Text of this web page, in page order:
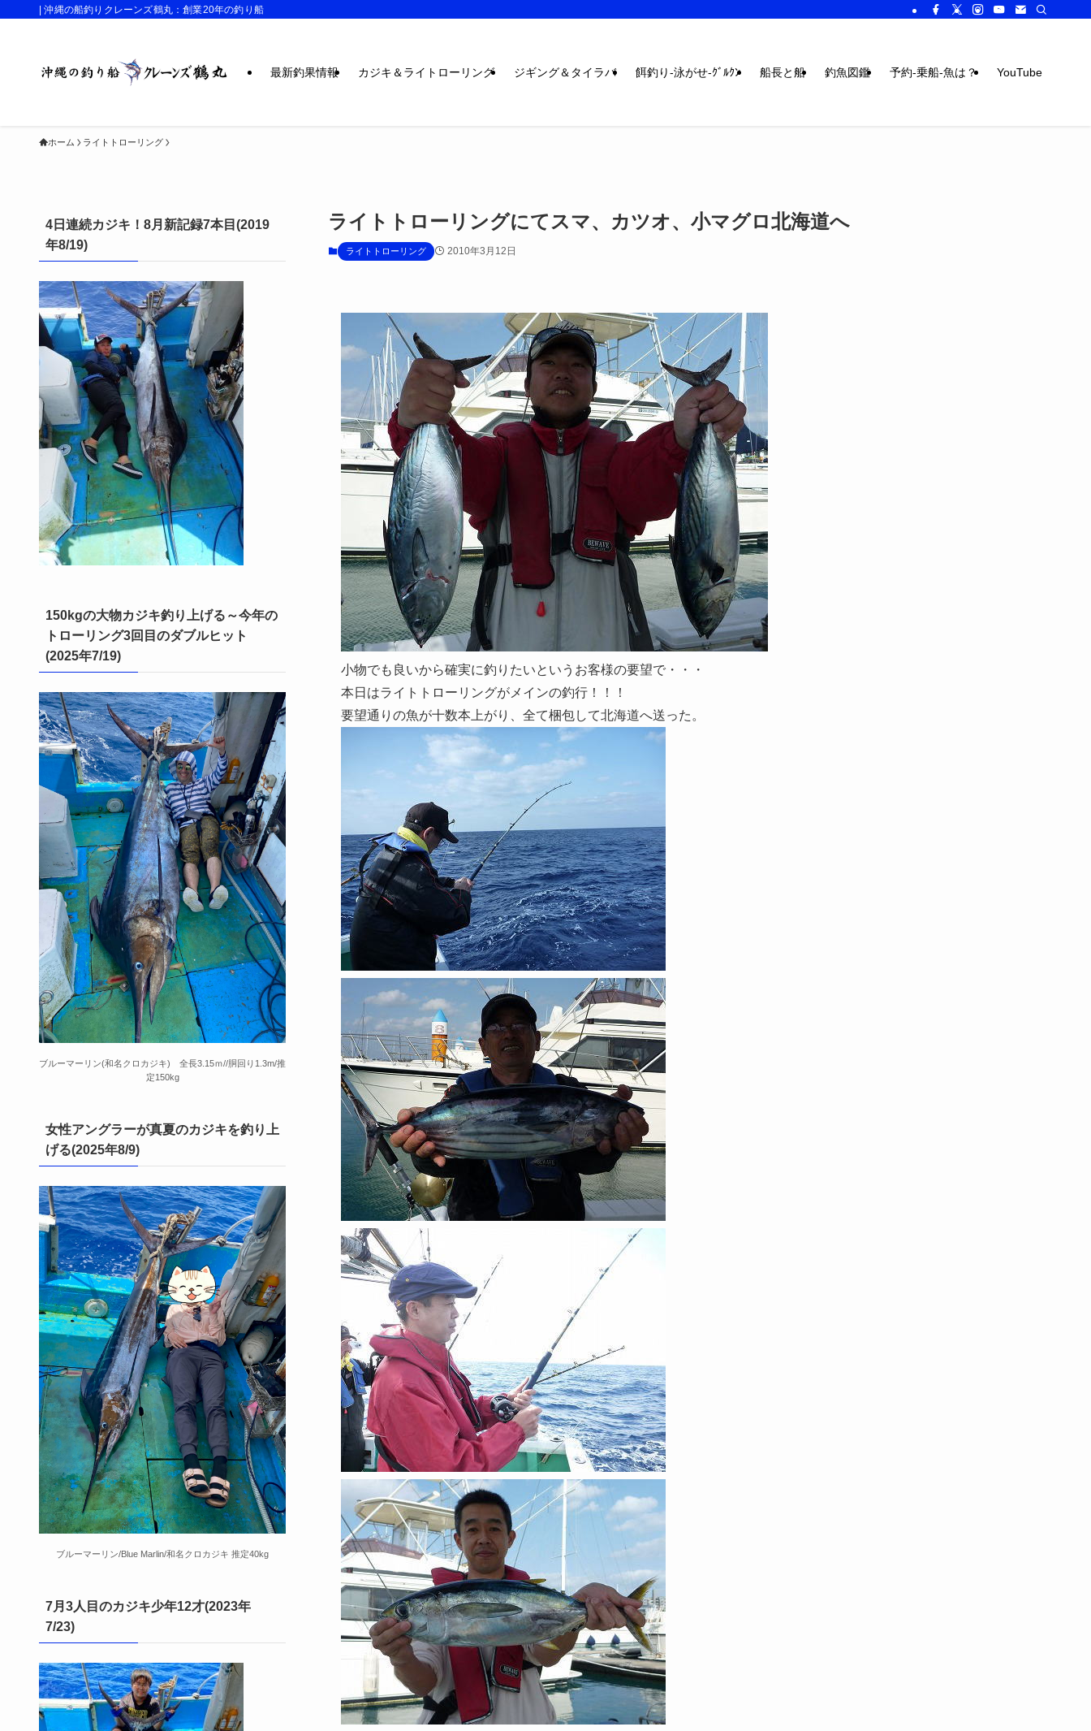
| 沖縄の船釣りクレーンズ鶴丸：創業20年の釣り船
最新釣果情報 カジキ＆ライトローリング ジギング＆タイラバ 餌釣り-泳がせ-ｸﾞﾙｸﾝ 船長と船 釣魚図鑑 予約-乗船-魚は？ YouTube
ホーム ライトトローリング
ライトトローリングにてスマ、カツオ、小マグロ北海道へ
ライトトローリング 2010年3月12日
小物でも良いから確実に釣りたいというお客様の要望で・・・
本日はライトトローリングがメインの釣行！！！
要望通りの魚が十数本上がり、全て梱包して北海道へ送った。
4日連続カジキ！8月新記録7本目(2019
年8/19)
150kgの大物カジキ釣り上げる～今年の
トローリング3回目のダブルヒット
(2025年7/19)
ブルーマーリン(和名クロカジキ) 全長3.15ｍ//胴回り1.3m/推
定150kg
女性アングラーが真夏のカジキを釣り上
げる(2025年8/9)
ブルーマーリン/Blue Marlin/和名クロカジキ 推定40kg
7月3人目のカジキ少年12才(2023年
7/23)